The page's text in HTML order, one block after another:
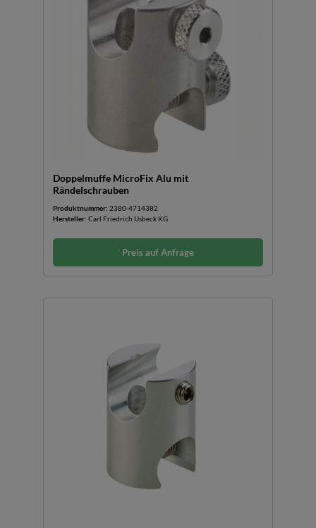
Doppelmuffe MicroFix Alu mit
Rändelschrauben
Produktnummer: 2380-4714382
Hersteller: Carl Friedrich Usbeck KG
Preis auf Anfrage